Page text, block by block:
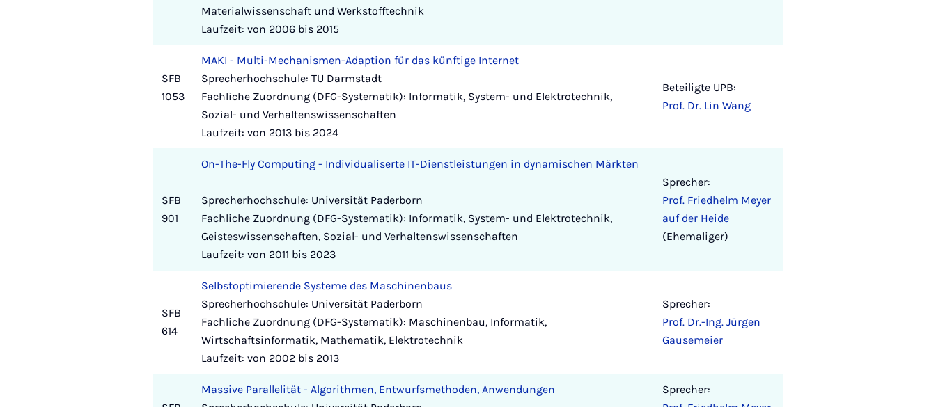
Materialwissenschaft und Werkstofftechnik
Laufzeit: von 2006 bis 2015
SFB
1053
MAKI - Multi-Mechanismen-Adaption für das künftige Internet
Sprecherhochschule: TU Darmstadt
Fachliche Zuordnung (DFG-Systematik): Informatik, System- und Elektrotechnik,
Sozial- und Verhaltenswissenschaften
Laufzeit: von 2013 bis 2024
Beteiligte UPB:
Prof. Dr. Lin Wang
SFB
901
On-The-Fly Computing - Individualiserte IT-Dienstleistungen in dynamischen Märkten
Sprecherhochschule: Universität Paderborn
Fachliche Zuordnung (DFG-Systematik): Informatik, System- und Elektrotechnik,
Geisteswissenschaften, Sozial- und Verhaltenswissenschaften
Laufzeit: von 2011 bis 2023
Sprecher:
Prof. Friedhelm Meyer
auf der Heide
(Ehemaliger)
SFB
614
Selbstoptimierende Systeme des Maschinenbaus
Sprecherhochschule: Universität Paderborn
Fachliche Zuordnung (DFG-Systematik): Maschinenbau, Informatik,
Wirtschaftsinformatik, Mathematik, Elektrotechnik
Laufzeit: von 2002 bis 2013
Sprecher:
Prof. Dr.-Ing. Jürgen
Gausemeier
Massive Parallelität - Algorithmen, Entwurfsmethoden, Anwendungen
Sprecher: